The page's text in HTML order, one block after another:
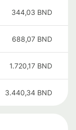
344,03 BND
688,07 BND
1.720,17 BND
3.440,34 BND